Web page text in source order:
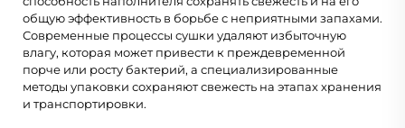
общую эффективность в борьбе с неприятными запахами.
Современные процессы сушки удаляют избыточную
влагу, которая может привести к преждевременной
порче или росту бактерий, а специализированные
методы упаковки сохраняют свежесть на этапах хранения
и транспортировки.